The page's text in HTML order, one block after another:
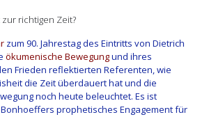
richtigen Zeit?
zum 90. Jahrestag des Eintritts von Dietrich
ökumenische Bewegungund ihres
Frieden reflektierten Referenten, wie
die Zeit überdauert hat und die
noch heute beleuchtet. Es ist
prophetisches Engagement für